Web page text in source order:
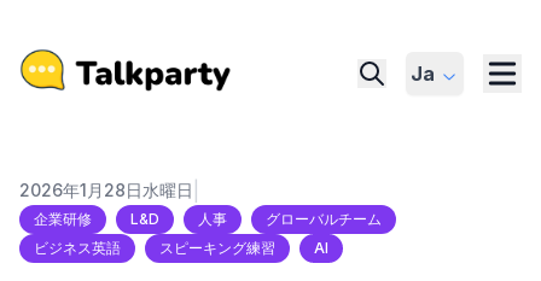
Ja
2026年1月28日水曜日
企業研修 L&D 人事
グローバルチーム
ビジネス英語
スピーキング練習 AI